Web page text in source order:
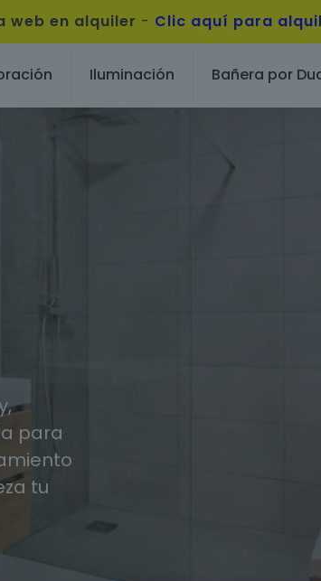
web en alquiler - Clic aquí para
Iluminación Bañera por
para
tu